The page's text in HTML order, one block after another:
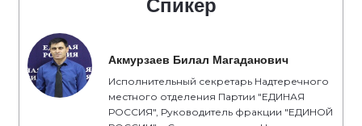
Спикер
Акмурзаев Билал Магаданович
Исполнительный секретарь Надтеречного
местного отделения Партии "ЕДИНАЯ
РОССИЯ", Руководитель фракции "ЕДИНОЙ